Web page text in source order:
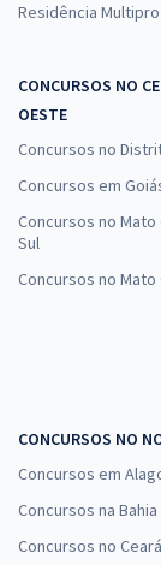
Residência
CONCURSOS NO
OESTE
Concursos no
Concursos em
Concursos no
Sul
Concursos no Mato
CONCURSOS NO
Concursos em
Concursos na Bahia
Concursos no Ceará